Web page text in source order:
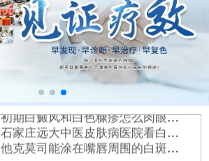
白癜风长期用激素药膏会有副作用吗
伍德灯结果显示亮白色荧光代表什么意思
脸上长了小白点是什么情况
白癜风用芦可替尼乳膏多久能恢复正常色
身体黑色素缺失是什么原因造成的
初期白癜风和白色糠疹怎么肉眼区分
石家庄远大中医皮肤病医院看白斑好吗
他克莫司能涂在嘴唇周围的白斑上吗
初期白癜风怎么治疗好得快